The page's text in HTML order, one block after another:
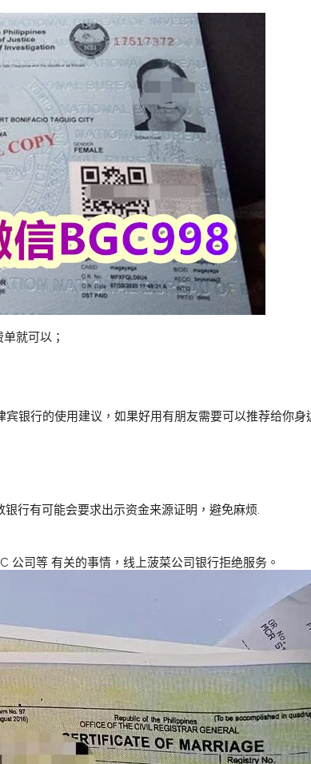
就可以；
银行的使用建议，如果好用有朋友需要可以推荐给你
行有可能会要求出示资金来源证明，避免麻烦.
公司等 有关的事情，线上菠菜公司银行拒绝服务。